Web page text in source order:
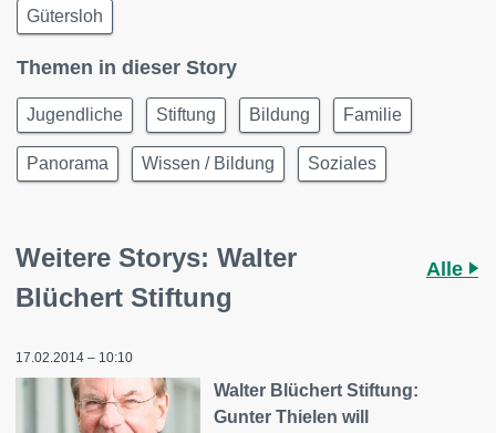
Gütersloh
Themen in dieser Story
Jugendliche Stiftung Bildung Familie
Panorama Wissen / Bildung Soziales
Weitere Storys: Walter
Blüchert Stiftung
Alle
17.02.2014 – 10:10
Walter Blüchert Stiftung:
Gunter Thielen will